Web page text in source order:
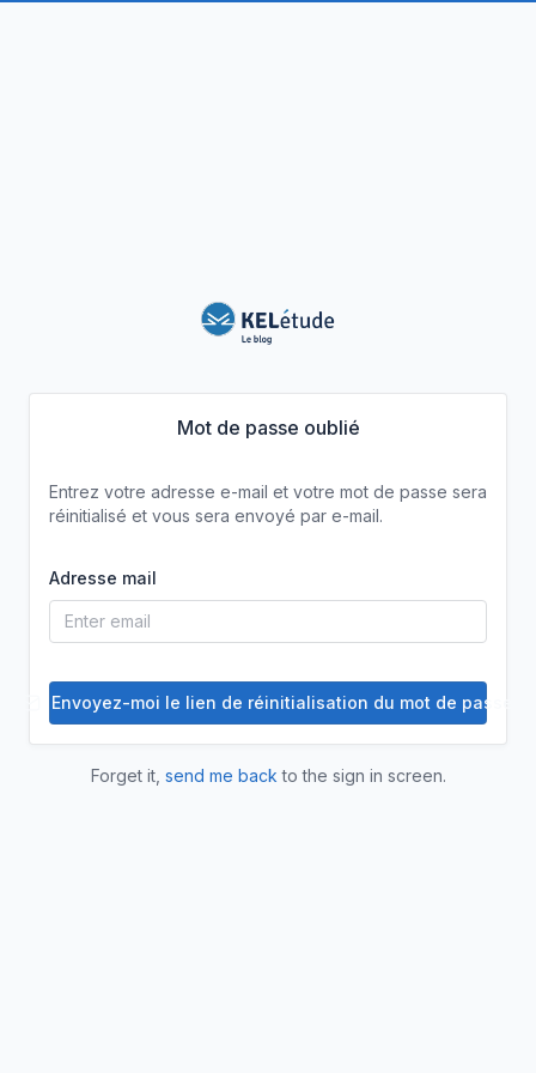
Mot de passe oublié
Entrez votre adresse e-mail et votre mot de passe sera
réinitialisé et vous sera envoyé par e-mail.
Adresse mail
Envoyez-moi le lien de réinitialisation du mot de passe
Forget it, send me back to the sign in screen.